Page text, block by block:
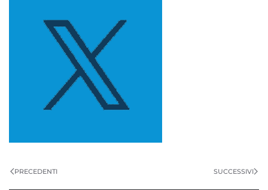
PRECEDENTI SUCCESSIVI